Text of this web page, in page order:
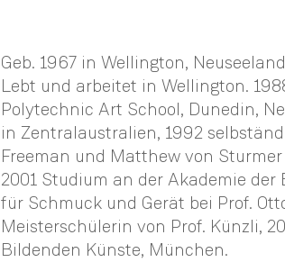
Geb. 1967 in Wellington, Neuseeland
Lebt und arbeitet in Wellington.
Polytechnic Art School, Dunedin,
in Zentralaustralien, 1992
Freeman und Matthew von
2001 Studium an der Akademie
für Schmuck und Gerät bei Prof.
Meisterschülerin von Prof. Künzli,
Bildenden Künste, München.